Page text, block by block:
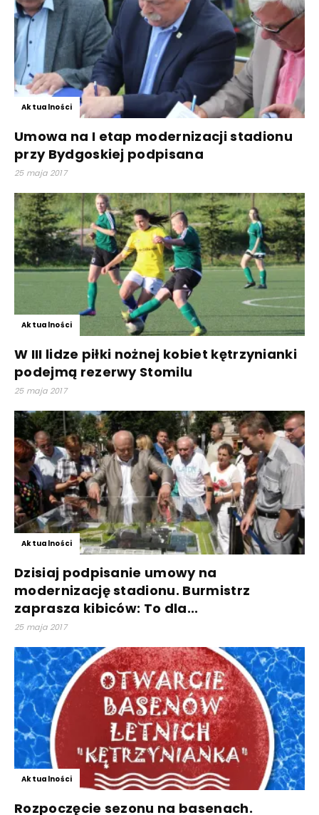
Aktualności
Umowa na I etap modernizacji stadionu
przy Bydgoskiej podpisana
25 maja 2017
Aktualności
W III lidze piłki nożnej kobiet kętrzynianki
podejmą rezerwy Stomilu
25 maja 2017
Aktualności
Dzisiaj podpisanie umowy na
modernizację stadionu. Burmistrz
zaprasza kibiców: To dla...
25 maja 2017
Aktualności
Rozpoczęcie sezonu na basenach.